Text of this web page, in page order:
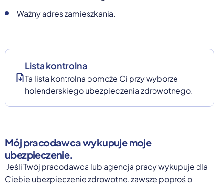
Ważny adres zamieszkania.
Lista kontrolna
Ta lista kontrolna pomoże Ci przy wyborze
holenderskiego ubezpieczenia zdrowotnego.
Mój pracodawca wykupuje moje
ubezpieczenie.
Jeśli Twój pracodawca lub agencja pracy wykupuje dla
Ciebie ubezpieczenie zdrowotne, zawsze poproś o